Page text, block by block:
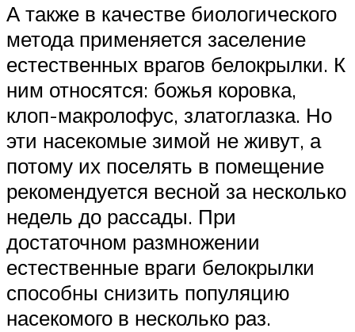
А также в качестве биологического
метода применяется заселение
естественных врагов белокрылки. К
ним относятся: божья коровка,
клоп-макролофус, златоглазка. Но
эти насекомые зимой не живут, а
потому их поселять в помещение
рекомендуется весной за несколько
недель до рассады. При
достаточном размножении
естественные враги белокрылки
способны снизить популяцию
насекомого в несколько раз.